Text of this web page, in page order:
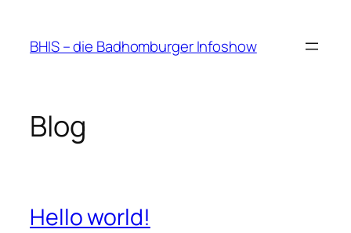
springen
BHIS – die Badhomburger Infoshow
Blog
Hello world!